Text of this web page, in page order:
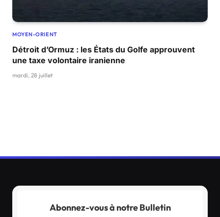
MOYEN-ORIENT
Détroit d’Ormuz : les États du Golfe approuvent
une taxe volontaire iranienne
mardi, 28 juillet
Abonnez-vous à notre Bulletin